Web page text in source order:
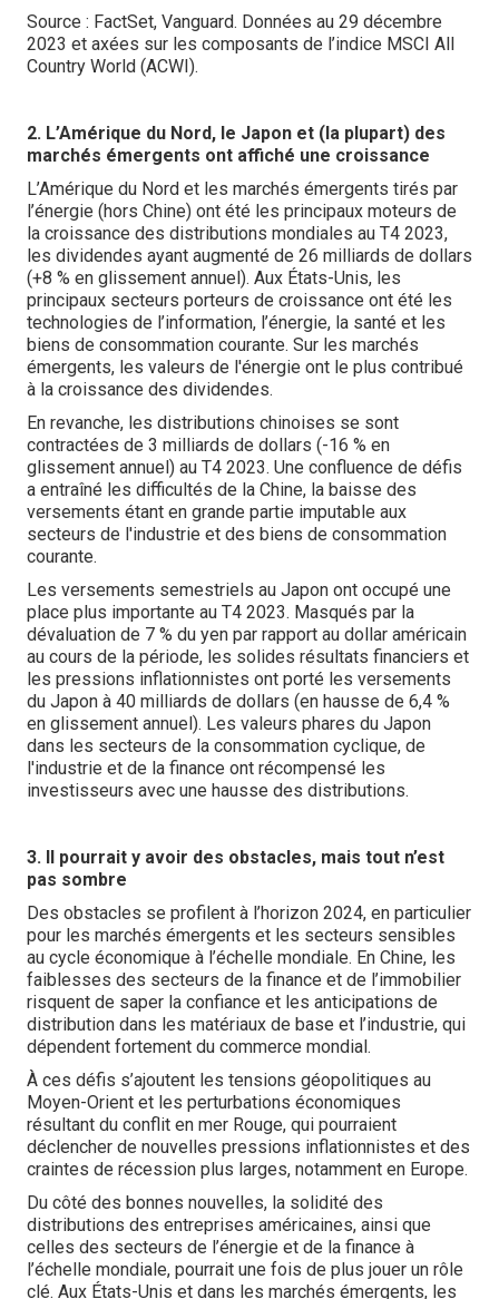
Source : FactSet, Vanguard. Données au 29 décembre
2023 et axées sur les composants de l’indice MSCI All
Country World (ACWI).
2. L’Amérique du Nord, le Japon et (la plupart) des
marchés émergents ont affiché une croissance
L’Amérique du Nord et les marchés émergents tirés par
l’énergie (hors Chine) ont été les principaux moteurs de
la croissance des distributions mondiales au T4 2023,
les dividendes ayant augmenté de 26 milliards de dollars
(+8 % en glissement annuel). Aux États-Unis, les
principaux secteurs porteurs de croissance ont été les
technologies de l’information, l’énergie, la santé et les
biens de consommation courante. Sur les marchés
émergents, les valeurs de l'énergie ont le plus contribué
à la croissance des dividendes.
En revanche, les distributions chinoises se sont
contractées de 3 milliards de dollars (-16 % en
glissement annuel) au T4 2023. Une confluence de défis
a entraîné les difficultés de la Chine, la baisse des
versements étant en grande partie imputable aux
secteurs de l'industrie et des biens de consommation
courante.
Les versements semestriels au Japon ont occupé une
place plus importante au T4 2023. Masqués par la
dévaluation de 7 % du yen par rapport au dollar américain
au cours de la période, les solides résultats financiers et
les pressions inflationnistes ont porté les versements
du Japon à 40 milliards de dollars (en hausse de 6,4 %
en glissement annuel). Les valeurs phares du Japon
dans les secteurs de la consommation cyclique, de
l'industrie et de la finance ont récompensé les
investisseurs avec une hausse des distributions.
3. Il pourrait y avoir des obstacles, mais tout n’est
pas sombre
Des obstacles se profilent à l’horizon 2024, en particulier
pour les marchés émergents et les secteurs sensibles
au cycle économique à l’échelle mondiale. En Chine, les
faiblesses des secteurs de la finance et de l’immobilier
risquent de saper la confiance et les anticipations de
distribution dans les matériaux de base et l’industrie, qui
dépendent fortement du commerce mondial.
À ces défis s’ajoutent les tensions géopolitiques au
Moyen-Orient et les perturbations économiques
résultant du conflit en mer Rouge, qui pourraient
déclencher de nouvelles pressions inflationnistes et des
craintes de récession plus larges, notamment en Europe.
Du côté des bonnes nouvelles, la solidité des
distributions des entreprises américaines, ainsi que
celles des secteurs de l’énergie et de la finance à
l’échelle mondiale, pourrait une fois de plus jouer un rôle
clé. Aux États-Unis et dans les marchés émergents, les